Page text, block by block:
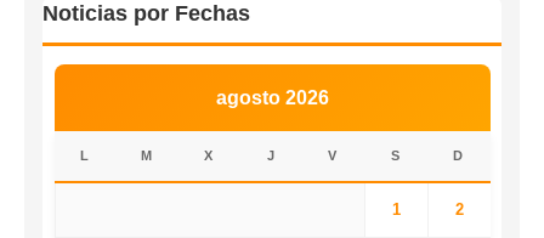
Noticias por Fechas
agosto 2026
L M X J V S D
1 2